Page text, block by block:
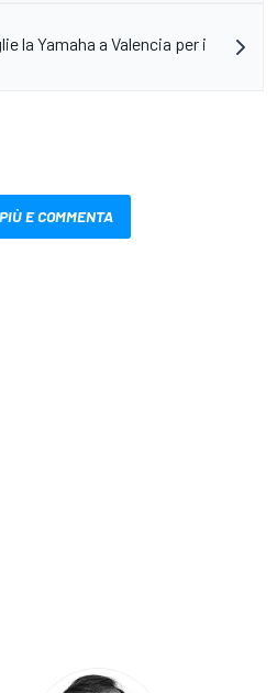
la Yamaha a Valencia per i
E COMMENTA